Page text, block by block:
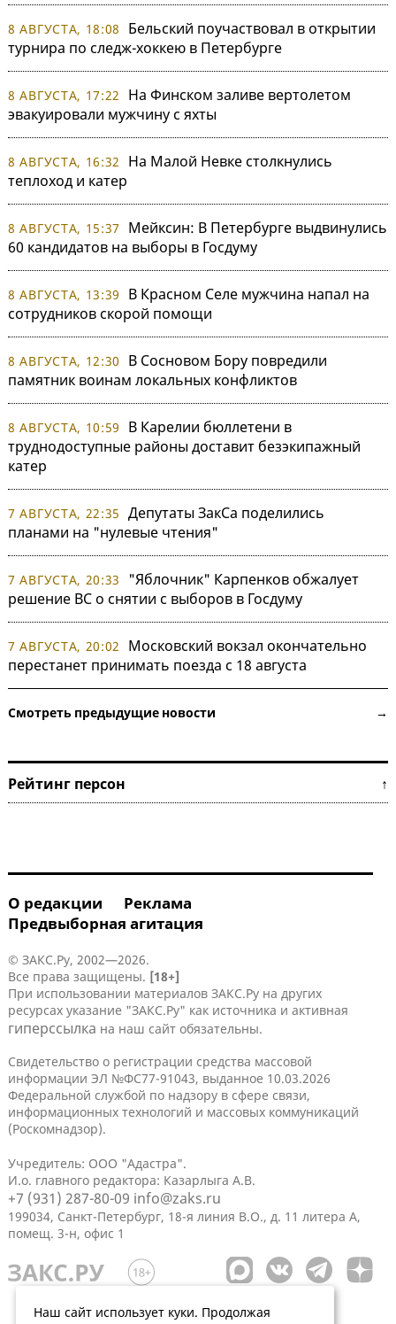
8 АВГУСТА, 18:08
Бельский поучаствовал в открытии
турнира по следж-хоккею в Петербурге
8 АВГУСТА, 17:22
На Финском заливе вертолетом
эвакуировали мужчину с яхты
8 АВГУСТА, 16:32
На Малой Невке столкнулись
теплоход и катер
8 АВГУСТА, 15:37
Мейксин: В Петербурге выдвинулись
60 кандидатов на выборы в Госдуму
8 АВГУСТА, 13:39
В Красном Селе мужчина напал на
сотрудников скорой помощи
8 АВГУСТА, 12:30
В Сосновом Бору повредили
памятник воинам локальных конфликтов
8 АВГУСТА, 10:59
В Карелии бюллетени в
труднодоступные районы доставит безэкипажный
катер
7 АВГУСТА, 22:35 Депутаты ЗакСа поделились
планами на "нулевые чтения"
7 АВГУСТА, 20:33
"Яблочник" Карпенков обжалует
решение ВС о снятии с выборов в Госдуму
7 АВГУСТА, 20:02
Московский вокзал окончательно
перестанет принимать поезда с 18 августа
Смотреть предыдущие новости →
Рейтинг персон ↑
О редакции
Реклама
Предвыборная агитация
© ЗАКС.Ру, 2002—2026.
Все права защищены. [18+]
При использовании материалов ЗАКС.Ру на других
ресурсах указание "ЗАКС.Ру" как источника и активная
гиперссылка на наш сайт обязательны.
Свидетельство о регистрации средства массовой
информации ЭЛ №ФС77-91043, выданное 10.03.2026
Федеральной службой по надзору в сфере связи,
информационных технологий и массовых коммуникаций
(Роскомнадзор).
Учредитель: ООО "Адастра".
И.о. главного редактора: Казарлыга А.В.
+7 (931) 287-80-09 info@zaks.ru
199034, Санкт-Петербург, 18-я линия В.О., д. 11 литера А,
помещ. 3-н, офис 1
Наш сайт использует куки. Продолжая